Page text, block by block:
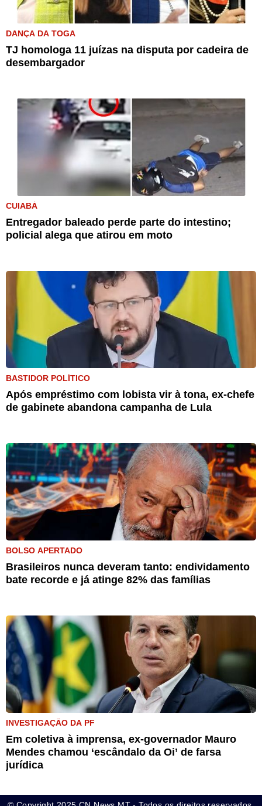
DANÇA DA TOGA
TJ homologa 11 juízas na disputa por cadeira de
desembargador
CUIABÁ
Entregador baleado perde parte do intestino;
policial alega que atirou em moto
BASTIDOR POLÍTICO
Após empréstimo com lobista vir à tona, ex-chefe
de gabinete abandona campanha de Lula
BOLSO APERTADO
Brasileiros nunca deveram tanto: endividamento
bate recorde e já atinge 82% das famílias
INVESTIGAÇÃO DA PF
Em coletiva à imprensa, ex-governador Mauro
Mendes chamou ‘escândalo da Oi’ de farsa
jurídica